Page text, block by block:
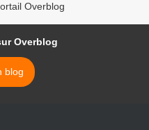
Overblog
Overblog
blog